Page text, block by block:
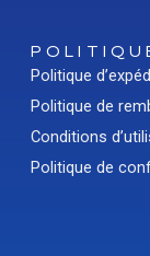
Politique
Politique de
Conditions
Politique de